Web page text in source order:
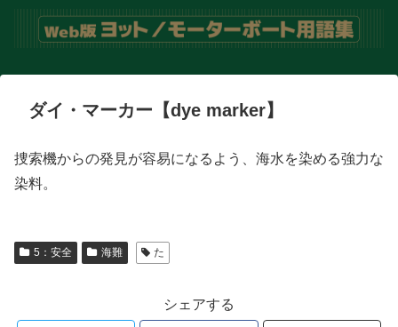
ダイ・マーカー【dye marker】
捜索機からの発見が容易になるよう、海水を染める強力な
染料。
5：安全 海難 た
シェアする